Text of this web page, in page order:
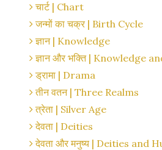
चार्ट | Chart
जन्मों का चक्र | Birth Cycle
ज्ञान | Knowledge
ज्ञान और भक्ति | Knowledge
ड्रामा | Drama
तीन वतन | Three Realms
त्रेता | Silver Age
देवता | Deities
देवता और मनुष्य | Deities and